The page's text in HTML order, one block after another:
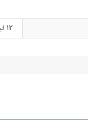
12 ليتر در ساعت